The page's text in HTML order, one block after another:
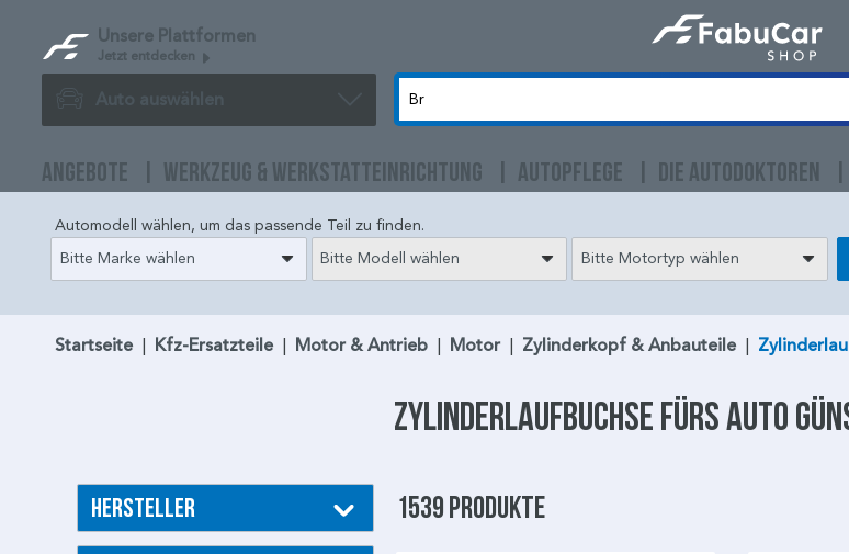
Unsere Plattformen
Jetzt entdecken
Auto auswählen
ANGEBOTE WERKZEUG & WERKSTATTEINRICHTUNG AUTOPFLEGE DIE AUTODOKTOREN
Automodell wählen, um das passende Teil zu finden.
Bitte Marke wählen
Bitte Modell wählen Bitte Motortyp wählen
Startseite Kfz-Ersatzteile Motor & Antrieb Motor Zylinderkopf & Anbauteile
Zylinderlaufbuchse fürs Auto
Hersteller 1539 Produkte